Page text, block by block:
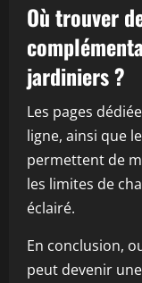
Où trouver
jardiniers ?
Les pages
ligne, ainsi que
permettent de
les limites de
éclairé.
En conclusion,
peut devenir